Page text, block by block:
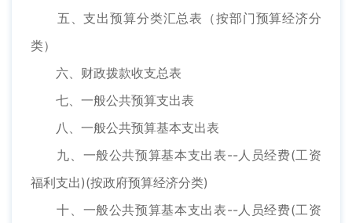
五、支出预算分类汇总表（按部门预算经济分
类）
六、财政拨款收支总表
七、一般公共预算支出表
八、一般公共预算基本支出表
九、一般公共预算基本支出表--人员经费(工资
福利支出)(按政府预算经济分类)
十、一般公共预算基本支出表--人员经费(工资